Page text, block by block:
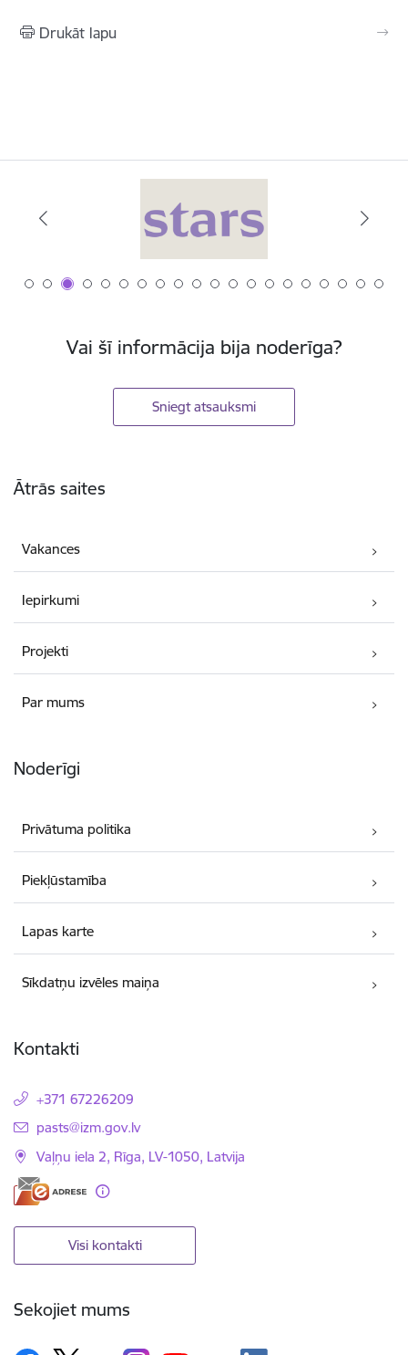
Drukāt lapu
Vai šī informācija bija noderīga?
Sniegt atsauksmi
Ātrās saites
Vakances
Iepirkumi
Projekti
Par mums
Noderīgi
Privātuma politika
Piekļūstamība
Lapas karte
Sīkdatņu izvēles maiņa
Kontakti
+371 67226209
E-pasts:
pasts@izm.gov.lv
Vaļņu iela 2, Rīga, LV-1050, Latvija
Visi kontakti
Sekojiet mums